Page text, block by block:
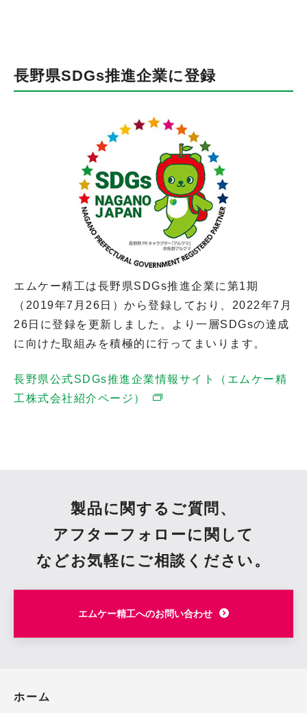
長野県SDGs推進企業に登録
エムケー精工は長野県SDGs推進企業に第1期
（2019年7月26日）から登録しており、2022年7月
26日に登録を更新しました。より一層SDGsの達成
に向けた取組みを積極的に行ってまいります。
長野県公式SDGs推進企業情報サイト（エムケー精
工株式会社紹介ページ）
製品に関するご質問、
アフターフォローに関して
などお気軽にご相談ください。
エムケー精工へのお問い合わせ
ホーム